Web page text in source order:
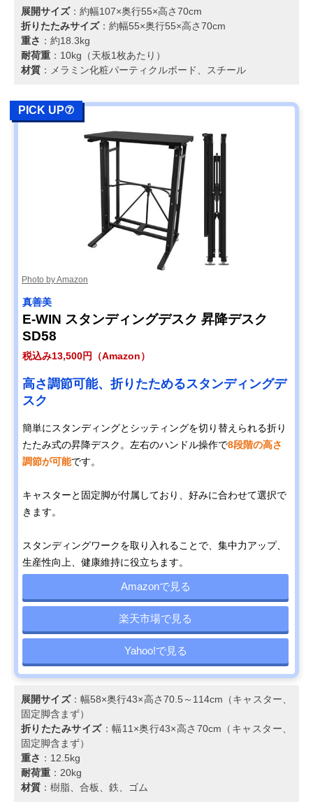
展開サイズ：約幅107×奥行55×高さ70cm
折りたたみサイズ：約幅55×奥行55×高さ70cm
重さ ：約18.3kg
耐荷重 ：10kg（天板1枚あたり）
材質 ：メラミン化粧パーティクルボード、スチール
PICK UP⑦
Photo by Amazon
真善美
E-WIN スタンディングデスク 昇降デスク
SD58
税込み13,500円（Amazon）
高さ調節可能、折りたためるスタンディングデ
スク
簡単にスタンディングとシッティングを切り替えられる折り
たたみ式の昇降デスク。左右のハンドル操作で8段階の高さ
調節が可能です。
キャスターと固定脚が付属しており、好みに合わせて選択で
きます。
スタンディングワークを取り入れることで、集中力アップ、
生産性向上、健康維持に役立ちます。
Amazonで見る
楽天市場で見る
Yahoo!で見る
展開サイズ：幅58×奥行43×高さ70.5～114cm（キャスター、
固定脚含まず）
折りたたみサイズ：幅11×奥行43×高さ70cm（キャスター、
固定脚含まず）
重さ ：12.5kg
耐荷重 ：20kg
材質 ：樹脂、合板、鉄、ゴム